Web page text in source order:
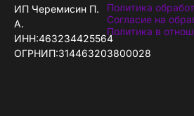
ИП Черемисин П.
А.
ИНН:463234425564
ОГРНИП:314463203800028
Политика
Согласие на
Политика в